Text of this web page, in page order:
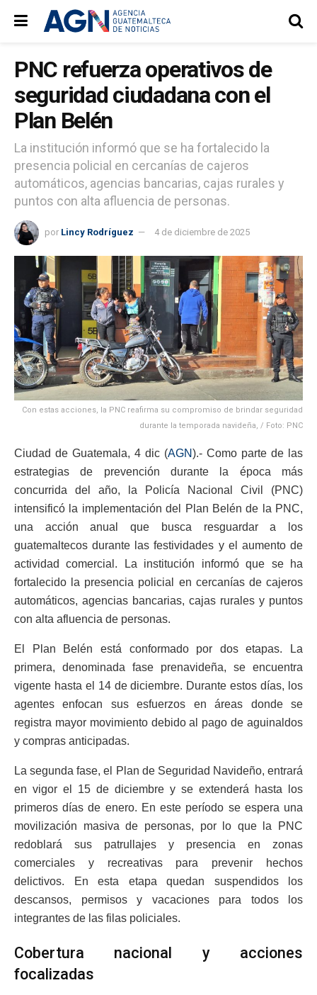
PNC refuerza operativos de
seguridad ciudadana con el
Plan Belén
La institución informó que se ha fortalecido la
presencia policial en cercanías de cajeros
automáticos, agencias bancarias, cajas rurales y
puntos con alta afluencia de personas.
por Lincy Rodríguez 4 de diciembre de 2025
Con estas acciones, la PNC reafirma su compromiso de brindar seguridad
durante la temporada navideña, / Foto: PNC
Ciudad de Guatemala, 4 dic (AGN).- Como parte de las
estrategias de prevención durante la época más
concurrida del año, la Policía Nacional Civil (PNC)
intensificó la implementación del Plan Belén de la PNC,
una acción anual que busca resguardar a los
guatemaltecos durante las festividades y el aumento de
actividad comercial. La institución informó que se ha
fortalecido la presencia policial en cercanías de cajeros
automáticos, agencias bancarias, cajas rurales y puntos
con alta afluencia de personas.
El Plan Belén está conformado por dos etapas. La
primera, denominada fase prenavideña, se encuentra
vigente hasta el 14 de diciembre. Durante estos días, los
agentes enfocan sus esfuerzos en áreas donde se
registra mayor movimiento debido al pago de aguinaldos
y compras anticipadas.
La segunda fase, el Plan de Seguridad Navideño, entrará
en vigor el 15 de diciembre y se extenderá hasta los
primeros días de enero. En este período se espera una
movilización masiva de personas, por lo que la PNC
redoblará sus patrullajes y presencia en zonas
comerciales y recreativas para prevenir hechos
delictivos. En esta etapa quedan suspendidos los
descansos, permisos y vacaciones para todos los
integrantes de las filas policiales.
Cobertura nacional y acciones
focalizadas